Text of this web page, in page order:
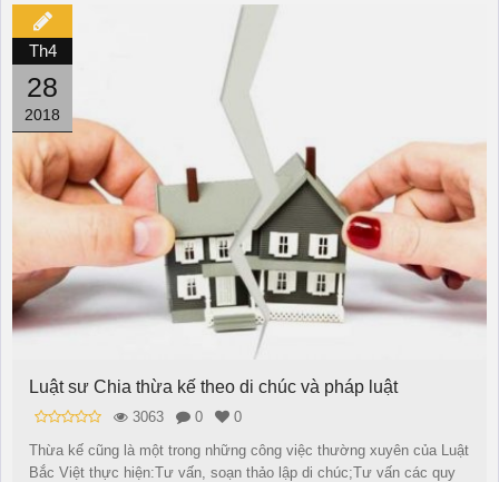
Th4
28
2018
Luật sư Chia thừa kế theo di chúc và pháp luật
3063 0
0
Thừa kế cũng là một trong những công việc thường xuyên của Luật
Bắc Việt thực hiện:Tư vấn, soạn thảo lập di chúc;Tư vấn các quy